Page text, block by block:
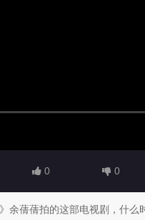
0 0
余蒨蒨拍的这部电视剧，什么